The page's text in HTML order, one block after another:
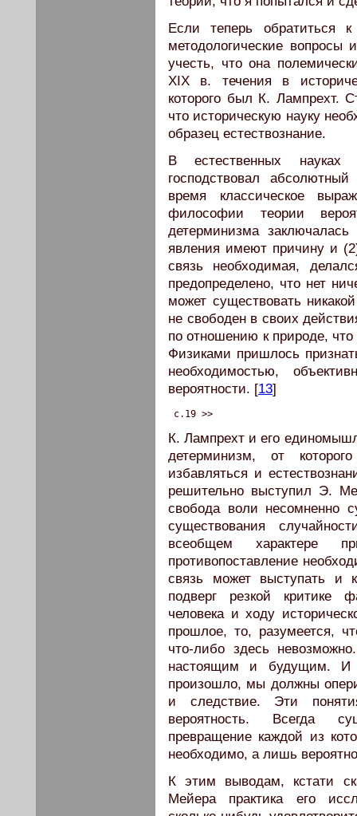
Если теперь обратиться
методологические вопросы
учесть, что она
XIX в. течения в
которого был К. Лампрехт.
что историческую науку
образец естествознание.
В естественных науках
господствовал
время классическое
философии теории
детерминизма
явления имеют причину и
связь необходимая,
предопределено, что нет
может существовать
не свободен в своих
по отношению к природе,
Физиками пришлось
необходимостью,
вероятности. [13]
c.19 >>
К. Лампрехт и его
детерминизм, от
избавляться и
решительно выступил Э.
свобода воли несомненно
существования
всеобщем характере
противопоставление
связь может выступать и
подверг резкой критике
человека и ходу
прошлое, то, разумеется,
что-либо здесь
настоящим и будущим.
произошло, мы должны
и следствие. Эти
вероятность. Всегда
превращение каждой из
необходимо, а лишь
К этим выводам, кстати
Мейера практика его